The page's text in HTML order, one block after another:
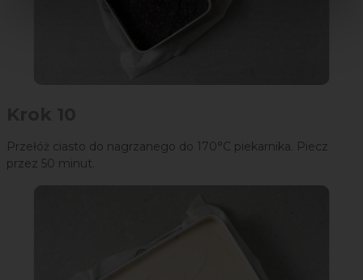
Przełóż ciasto do nagrzanego do 170°C piekarnika. Piecz
przez 50 minut.